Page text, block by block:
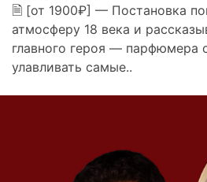
🗎 [от 1900₽] — Постановка
атмосферу 18 века и
главного героя — парфюмера
улавливать самые..